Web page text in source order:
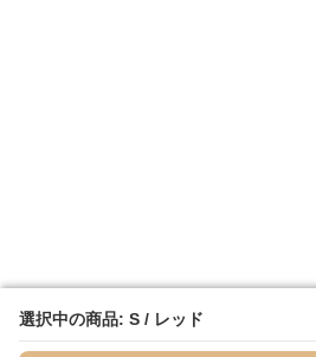
選択中の商品: S / レッド
選択中の商品: S / レッド